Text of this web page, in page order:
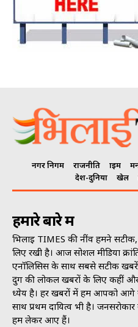
नगर निगम राजनीति क्राइम
देश-दुनिया
खेल
हमारे बारे में
भिलाई TIMES की नींव हमने
लिए रखी है। आज सोशल मीडिया
एनॉलिसिस के साथ सबसे सटीक खबरें
दुर्ग की लोकल खबरों के लिए कहीं
ध्येय है। हर खबरों में हम आपको आगे
साथ प्रथम दायित्व भी है।
हम लेकर आए हैं।